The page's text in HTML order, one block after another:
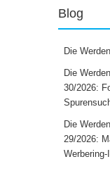
Blog
Die
Die
30/2026:
Die
29/2026: